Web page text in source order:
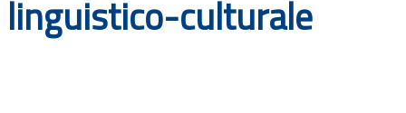
linguistico-culturale